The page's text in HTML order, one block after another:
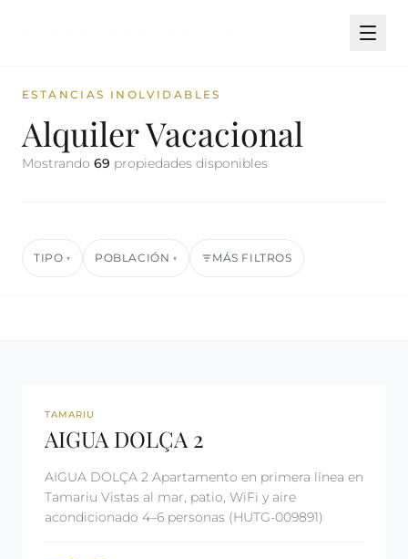
ESTANCIAS INOLVIDABLES
Alquiler Vacacional
Mostrando 69 propiedades disponibles
TIPO ▾ POBLACIÓN ▾ MÁS FILTROS
REF: CM24
TAMARIU
AIGUA DOLÇA 2
AIGUA DOLÇA 2 Apartamento en primera línea en
Tamariu Vistas al mar, patio, WiFi y aire
acondicionado 4–6 personas (HUTG-009891)